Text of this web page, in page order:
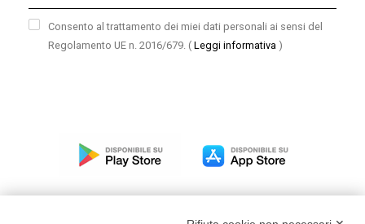
Consento al trattamento dei miei dati personali ai sensi del
Regolamento UE n. 2016/679. ( Leggi informativa )